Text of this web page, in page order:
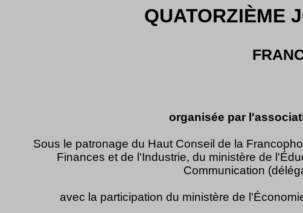
QUATORZIÈME
organisée par
Sous le patronage du Haut Conseil de la
Finances et de l'Industrie, du ministère de
Communication
avec la participation du ministère de